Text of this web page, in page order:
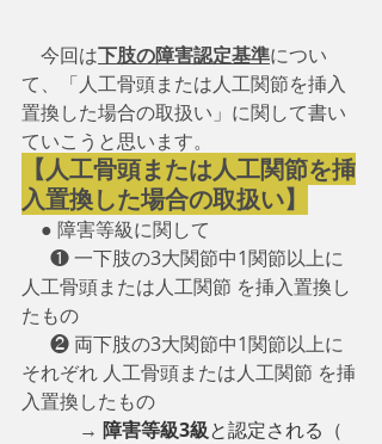
今回は下肢の障害認定基準につい
て、「人工骨頭または人工関節を挿入
置換した場合の取扱い」に関して書い
ていこうと思います。
【人工骨頭または人工関節を挿
入置換した場合の取扱い】
● 障害等級に関して
❶ 一下肢の3大関節中1関節以上に
人工骨頭または人工関節 を挿入置換し
たもの
❷ 両下肢の3大関節中1関節以上に
それぞれ 人工骨頭または人工関節 を挿
入置換したもの
→ 障害等級3級と認定される（